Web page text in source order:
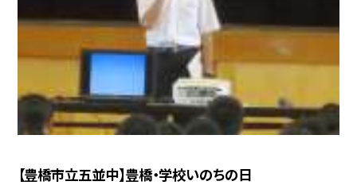
【豊橋市立五並中】豊橋・学校いのちの日